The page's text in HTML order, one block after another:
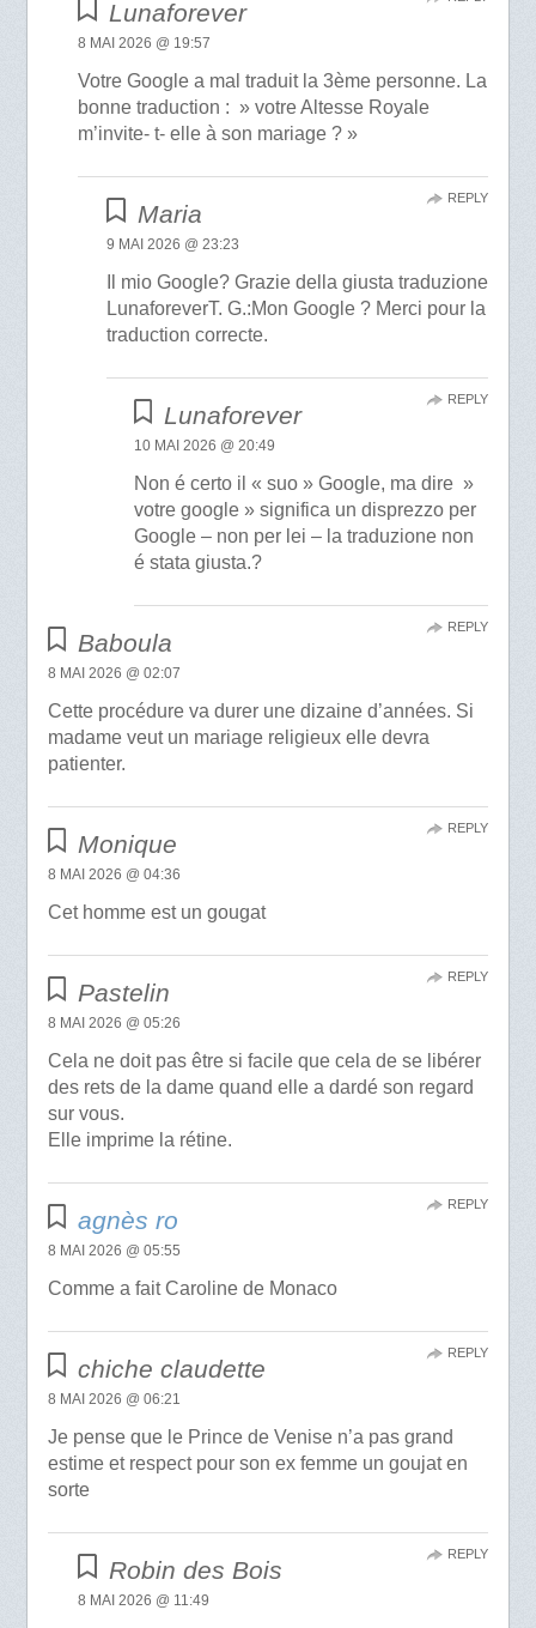
Lunaforever
8 MAI 2026 @ 19:57
Votre Google a mal traduit la 3ème personne. La
bonne traduction : » votre Altesse Royale
m’invite- t- elle à son mariage ? »
Maria
9 MAI 2026 @ 23:23
Il mio Google? Grazie della giusta traduzione
LunaforeverT. G.:Mon Google ? Merci pour la
traduction correcte.
REPLY
Lunaforever
10 MAI 2026 @ 20:49
Non é certo il « suo » Google, ma dire »
votre google » significa un disprezzo per
Google – non per lei – la traduzione non
é stata giusta.?
REPLY
Baboula
8 MAI 2026 @ 02:07
Cette procédure va durer une dizaine d’années. Si
madame veut un mariage religieux elle devra
patienter.
REPLY
Monique
8 MAI 2026 @ 04:36
Cet homme est un gougat
REPLY
Pastelin
8 MAI 2026 @ 05:26
Cela ne doit pas être si facile que cela de se libérer
des rets de la dame quand elle a dardé son regard
sur vous.
Elle imprime la rétine.
REPLY
agnès ro
8 MAI 2026 @ 05:55
Comme a fait Caroline de Monaco
REPLY
chiche claudette
8 MAI 2026 @ 06:21
Je pense que le Prince de Venise n’a pas grand
estime et respect pour son ex femme un goujat en
sorte
REPLY
Robin des Bois
8 MAI 2026 @ 11:49
REPLY